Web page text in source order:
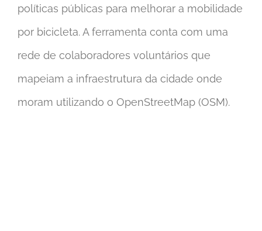
políticas públicas para melhorar a mobilidade
por bicicleta. A ferramenta conta com uma
rede de colaboradores voluntários que
mapeiam a infraestrutura da cidade onde
moram utilizando o OpenStreetMap (OSM).